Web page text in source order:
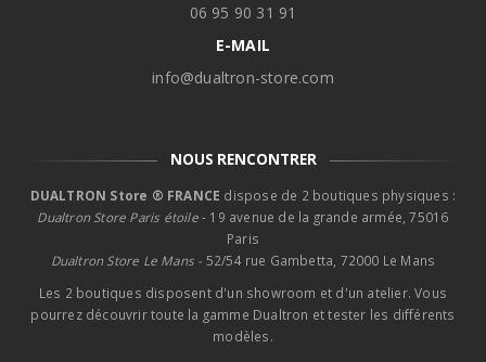
06 95 90 31 91
E-MAIL
info@dualtron-store.com
NOUS RENCONTRER
DUALTRON Store ® FRANCE dispose de 2 boutiques physiques :
Dualtron Store Paris étoile- 19 avenue de la grande armée, 75016
Paris
Dualtron Store Le Mans - 52/54 rue Gambetta, 72000 Le Mans
Les 2 boutiques disposent d'un showroom et d'un atelier. Vous
pourrez découvrir toute la gamme Dualtron et tester les différents
modèles.